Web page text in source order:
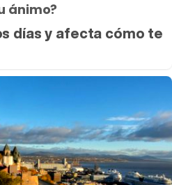
ánimo?
días y afecta cómo te